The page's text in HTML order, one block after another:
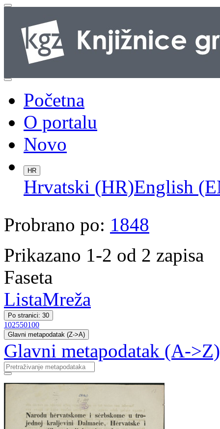
Početna
O portalu
Novo
HR
Hrvatski (HR)English
Probrano po: 1848
Prikazano 1-2 od 2 zapisa
Faseta
ListaMreža
Po stranici: 30
102550100
Glavni metapodatak (Z->A)
Glavni metapodatak (A->Z)